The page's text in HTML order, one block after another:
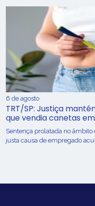
6 de agosto
TRT/SP: Justiça
que vendia canetas
Sentença prolatada no
justa causa de empregado